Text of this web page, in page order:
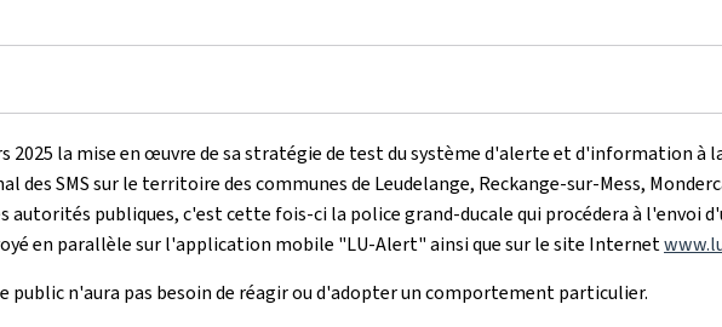
2025 la mise en œuvre de sa stratégie de test du système d'alerte et d'information
des SMS sur le territoire des communes de Leudelange, Reckange-sur-Mess,
publiques, c'est cette fois-ci la police grand-ducale qui procédera à l'envoi
en parallèle sur l'application mobile "LU-Alert" ainsi que sur le site Internet
n'aura pas besoin de réagir ou d'adopter un comportement particulier.